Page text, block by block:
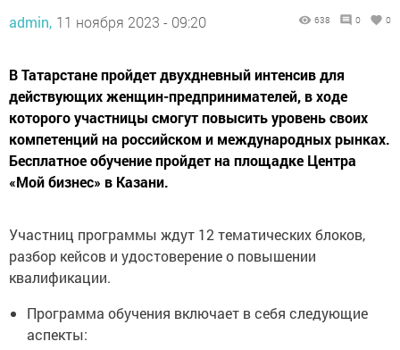
admin, 11 ноября 2023 - 09:20 638 0 0
В Татарстане пройдет двухдневный интенсив для
действующих женщин-предпринимателей, в ходе
которого участницы смогут повысить уровень своих
компетенций на российском и международных рынках.
Бесплатное обучение пройдет на площадке Центра
«Мой бизнес» в Казани.
Участниц программы ждут 12 тематических блоков,
разбор кейсов и удостоверение о повышении
квалификации.
Программа обучения включает в себя следующие
аспекты: